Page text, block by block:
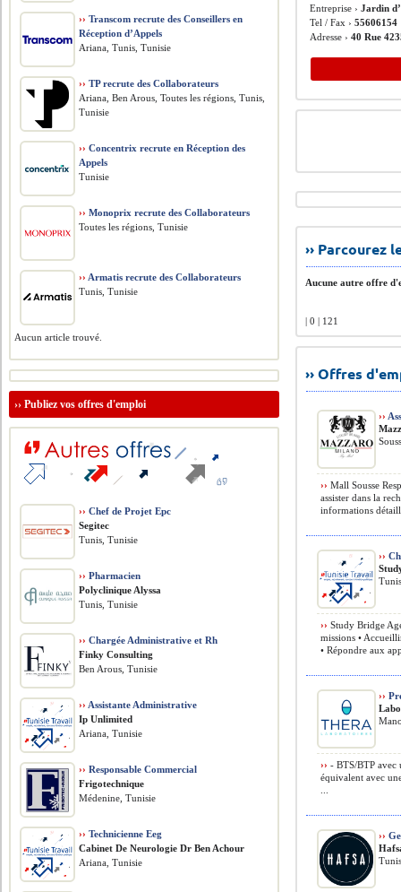
Entreprise ›Jardin
Tel / Fax ›55606154
Adresse ›40 Rue
››
Aucune autre offre
| 0 | 121
›› Offres
››
›› Mall Sousse
assister dans la
informations
››
›› Study Bridge
missions •
• Répondre aux
››
›› - BTS/BTP avec
équivalent avec
››
›› Transcom recrute des Conseillers en
Réception d’Appels
Ariana, Tunis, Tunisie
›› TP recrute des Collaborateurs
Ariana, Ben Arous, Toutes les régions, Tunis,
Tunisie
›› Concentrix recrute en Réception des
Appels
Tunisie
›› Monoprix recrute des Collaborateurs
Toutes les régions, Tunisie
›› Armatis recrute des Collaborateurs
Tunis, Tunisie
Aucun article trouvé.
››Publiez vos offres d'emploi
›› Chef de Projet Epc
Segitec
Tunis, Tunisie
›› Pharmacien
Polyclinique Alyssa
Tunis, Tunisie
›› Chargée Administrative et Rh
Finky Consulting
Ben Arous, Tunisie
›› Assistante Administrative
Ip Unlimited
Ariana, Tunisie
›› Responsable Commercial
Frigotechnique
Médenine, Tunisie
›› Technicienne Eeg
Cabinet De Neurologie Dr Ben Achour
Ariana, Tunisie